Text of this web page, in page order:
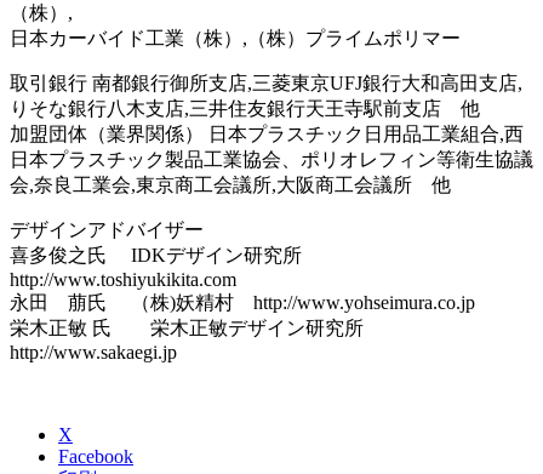
（株）,
日本カーバイド工業（株）,（株）プライムポリマー
取引銀行 南都銀行御所支店,三菱東京UFJ銀行大和高田支店,
りそな銀行八木支店,三井住友銀行天王寺駅前支店 他
加盟団体（業界関係） 日本プラスチック日用品工業組合,西
日本プラスチック製品工業協会、ポリオレフィン等衛生協議
会,奈良工業会,東京商工会議所,大阪商工会議所 他
デザインアドバイザー
喜多俊之氏 IDKデザイン研究所
http://www.toshiyukikita.com
永田 萠氏 （株)妖精村 http://www.yohseimura.co.jp
栄木正敏 氏 栄木正敏デザイン研究所
http://www.sakaegi.jp
X
Facebook